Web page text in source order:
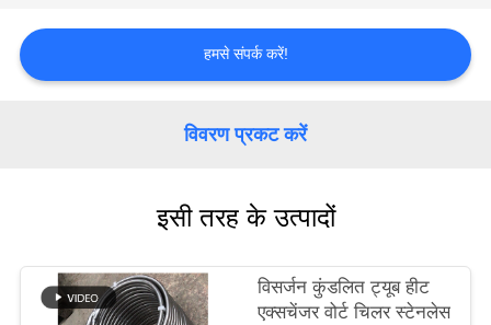
मामलों
हमसे संपर्क करें!
विवरण प्रकट करें
इसी तरह के उत्पादों
विसर्जन कुंडलित ट्यूब हीट
एक्सचेंजर वोर्ट चिलर स्टेनलेस